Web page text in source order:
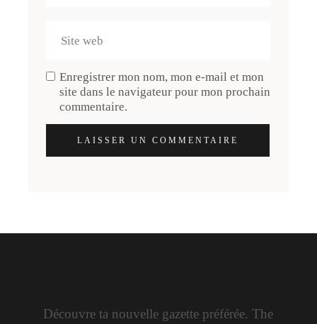
Enregistrer mon nom, mon e-mail et mon
site dans le navigateur pour mon prochain
commentaire.
LAISSER UN COMMENTAIRE
Découvre ta nouvelle gazette préférée. The